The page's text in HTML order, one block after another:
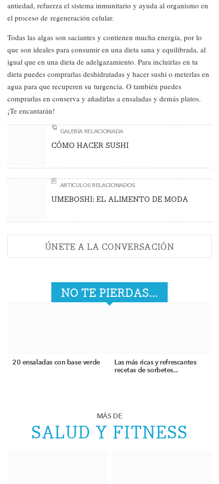
antiedad, refuerza el sistema inmunitario y ayuda al organismo en
el proceso de regeneración celular.
Todas las algas son saciantes y contienen mucha energía, por lo
que son ideales para consumir en una dieta sana y equilibrada, al
igual que en una dieta de adelgazamiento. Para incluirlas en tu
dieta puedes comprarlas deshidratadas y hacer sushi o meterlas en
agua para que recuperen su turgencia. O también puedes
comprarlas en conserva y añadirlas a ensaladas y demás platos.
¡Te encantarán!
GALERÍA RELACIONADA
CÓMO HACER SUSHI
ARTÍCULOS RELACIONADOS
UMEBOSHI: EL ALIMENTO DE MODA
ÚNETE A LA CONVERSACIÓN
NO TE PIERDAS...
20 ensaladas con base verde
Las más ricas y refrescantes
recetas de sorbetes...
MÁS DE
SALUD Y FITNESS